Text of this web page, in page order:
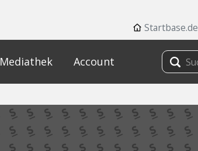
Startbase.de
Mediathek Account